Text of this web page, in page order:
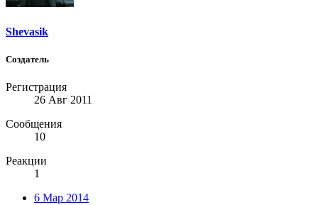
Shevasik
Создатель
Регистрация
26 Авг 2011
Сообщения
10
Реакции
1
6 Мар 2014